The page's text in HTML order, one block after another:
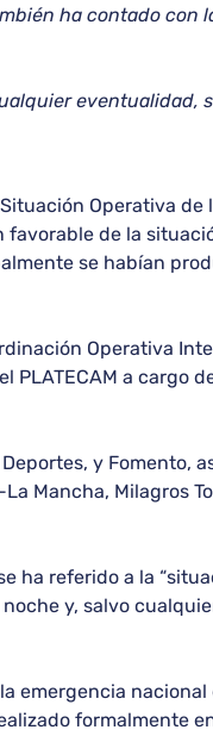
ha contado con
eventualidad,
Operativa de
favorable de la
se habían
Operativa
a cargo
y Fomento,
Mancha, Milagros
ha referido a la
y, salvo
emergencia nacional
formalmente